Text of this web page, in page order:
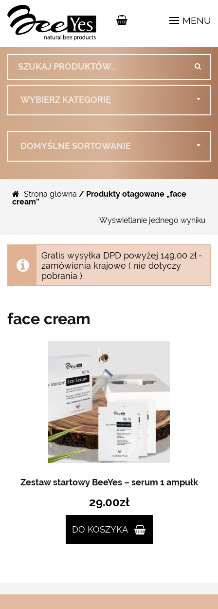
MENU
WYBIERZ KATEGORIĘ
DOMYŚLNE SORTOWANIE
Strona główna / Produkty otagowane „face
cream”
Wyświetlanie jednego wyniku
Gratis wysyłka DPD powyżej 149,00 zł -
zamówienia krajowe ( nie dotyczy
pobrania ).
face cream
Zestaw startowy BeeYes – serum 1 ampułk
29.00zł
DO KOSZYKA